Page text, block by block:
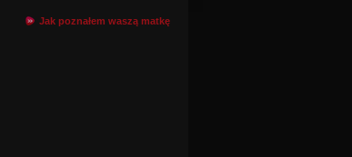
Jak poznałem waszą matkę